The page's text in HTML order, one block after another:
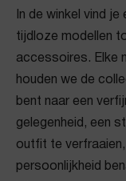
In de winkel vind
tijdloze modellen
accessoires. Elke
houden we de
bent naar een
gelegenheid, een
outfit te
persoonlijkheid